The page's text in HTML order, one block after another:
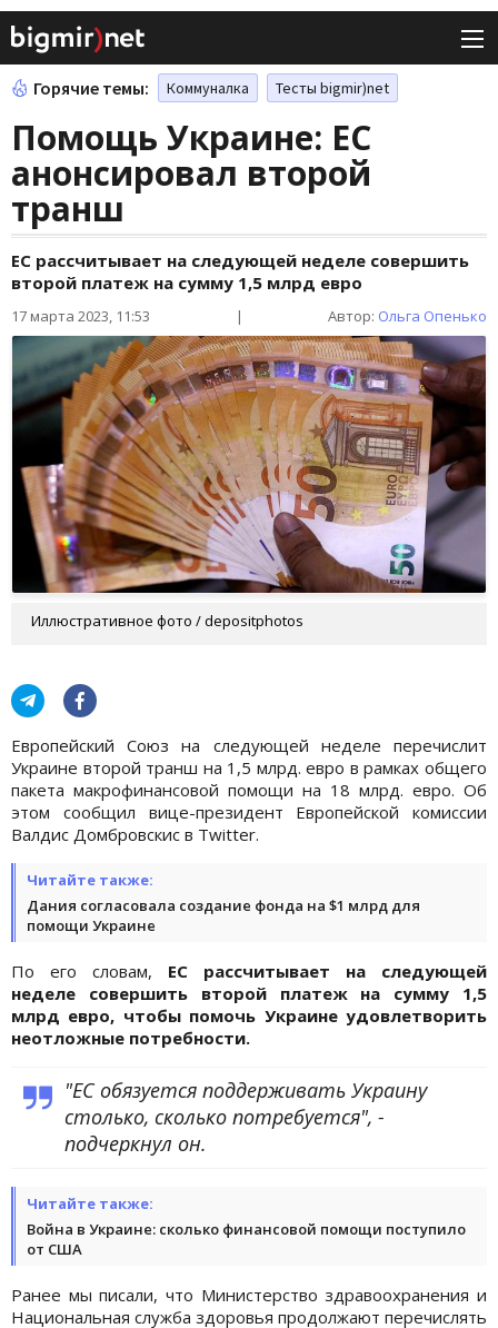
Горячие темы: Коммуналка Тесты bigmir)net
Помощь Украине: ЕС
анонсировал второй
транш
ЕС рассчитывает на следующей неделе совершить
второй платеж на сумму 1,5 млрд евро
17 марта 2023, 11:53 | Автор: Ольга Опенько
Иллюстративное фото / depositphotos
Европейский Союз на следующей неделе перечислит
Украине второй транш на 1,5 млрд. евро в рамках общего
пакета макрофинансовой помощи на 18 млрд. евро. Об
этом сообщил вице-президент Европейской комиссии
Валдис Домбровскис в Twitter.
Читайте также:
Дания согласовала создание фонда на $1 млрд для
помощи Украине
По его словам, ЕС рассчитывает на следующей
неделе совершить второй платеж на сумму 1,5
млрд евро, чтобы помочь Украине удовлетворить
неотложные потребности.
"ЕС обязуется поддерживать Украину
столько, сколько потребуется", -
подчеркнул он.
Читайте также:
Война в Украине: сколько финансовой помощи поступило
от США
Ранее мы писали, что Министерство здравоохранения и
Национальная служба здоровья продолжают перечислять